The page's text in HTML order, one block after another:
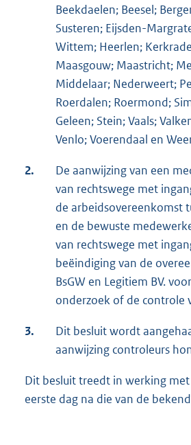
Beekdaelen; Beesel;
Susteren; Eijsden-
Wittem; Heerlen;
Maasgouw; Maastricht;
Middelaar; Nederweert;
Roerdalen; Roermond;
Geleen; Stein; Vaals;
Venlo; Voerendaal en
2.
De aanwijzing van een
van rechtswege met
de arbeidsovereenkomst
en de bewuste
van rechtswege met
beëindiging van de
BsGW en Legitiem BV.
onderzoek of de controle
3.
Dit besluit wordt
aanwijzing controleurs
Dit besluit treedt in werking
eerste dag na die van de